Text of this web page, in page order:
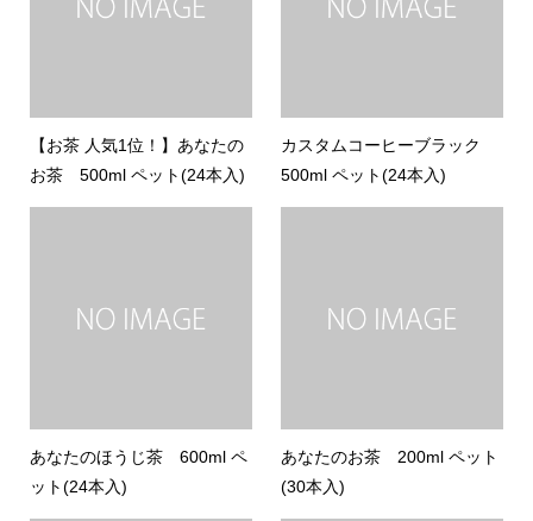
【お茶 人気1位！】あなたの
お茶 500ml ペット(24本入)
カスタムコーヒーブラック
500ml ペット(24本入)
あなたのほうじ茶 600ml ペ
ット(24本入)
あなたのお茶 200ml ペット
(30本入)